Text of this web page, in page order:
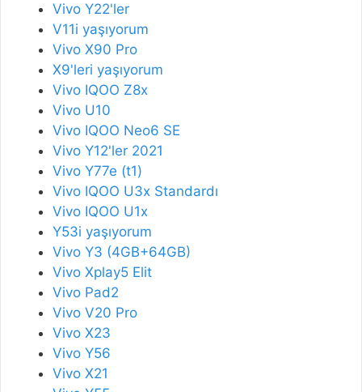
Vivo Y22'ler
V11i yaşıyorum
Vivo X90 Pro
X9'leri yaşıyorum
Vivo IQOO Z8x
Vivo U10
Vivo IQOO Neo6 SE
Vivo Y12'ler 2021
Vivo Y77e (t1)
Vivo IQOO U3x Standardı
Vivo IQOO U1x
Y53i yaşıyorum
Vivo Y3 (4GB+64GB)
Vivo Xplay5 Elit
Vivo Pad2
Vivo V20 Pro
Vivo X23
Vivo Y56
Vivo X21